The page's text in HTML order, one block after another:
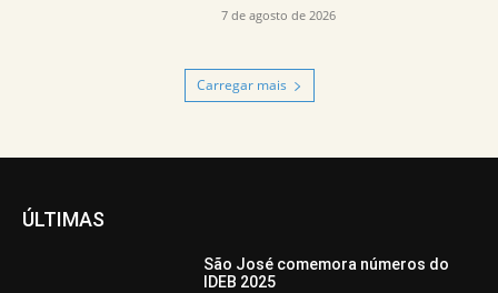
7 de agosto de 2026
Carregar mais
ÚLTIMAS
São José comemora números do
IDEB 2025